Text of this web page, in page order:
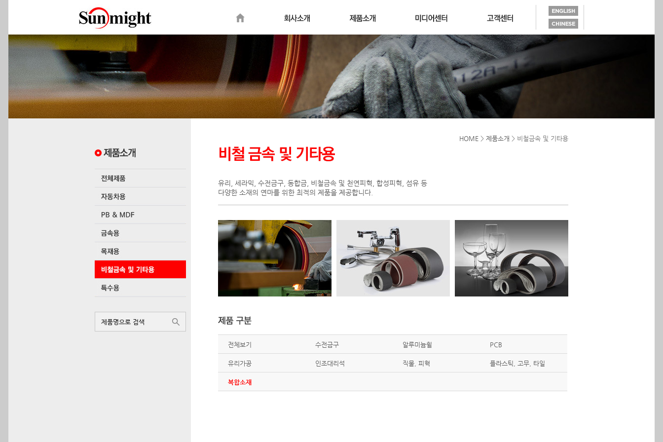
HOME > 제품소개 > 비철금속 및 기타용
유리, 세라믹, 수전금구, 동합금, 비철금속 및 천연피혁, 합성피혁, 섬유 등
다양한 소재의 연마를 위한 최적의 제품을 제공합니다.
전체보기 수전금구 알루미늄휠 PCB
유리가공 인조대리석 직물, 피혁 플라스틱, 고무, 타일
복합소재